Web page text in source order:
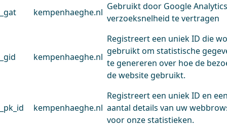
_gat kempenhaeghe.nl
Gebruikt door Google
verzoeksnelheid te vertragen
_gid kempenhaeghe.nl
Registreert een uniek ID die
gebruikt om statistische
te genereren over hoe de
de website gebruikt.
_pk_id kempenhaeghe.nl
Registreert een uniek ID en
aantal details van uw
voor onze statistieken.